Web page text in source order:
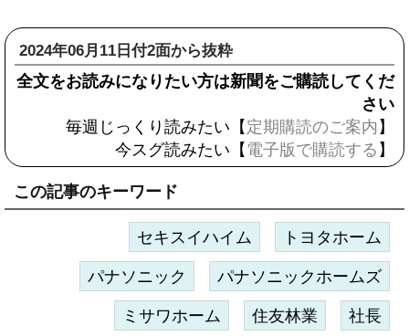
2024年06月11日付2面から抜粋
全文をお読みになりたい方は新聞をご購読してくだ
さい
毎週じっくり読みたい【 定期購読のご案内 】
今スグ読みたい【 電子版で購読する 】
この記事のキーワード
セキスイハイム トヨタホーム
パナソニック パナソニックホームズ
ミサワホーム 住友林業 社長